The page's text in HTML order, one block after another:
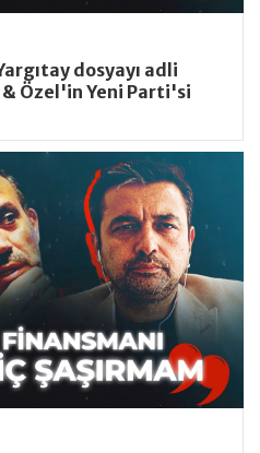
dosyayı adli
Özel'in Yeni Parti'si